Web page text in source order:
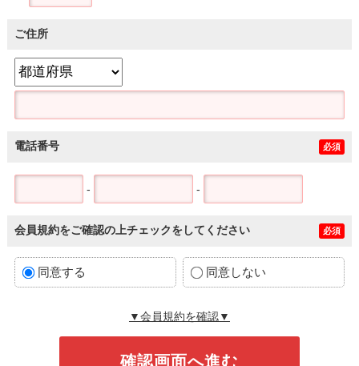
ご住所
電話番号 必須
- -
会員規約をご確認の上チェックをしてください 必須
同意する 同意しない
▼会員規約を確認▼